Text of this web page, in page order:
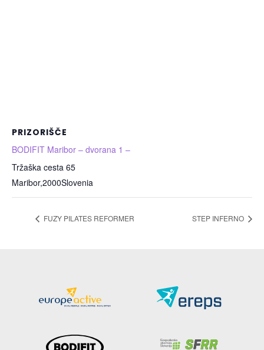
PRIZORIŠČE
BODIFIT Maribor – dvorana 1 –
Tržaška cesta 65
Maribor,2000Slovenia
FUZY PILATES REFORMER STEP INFERNO